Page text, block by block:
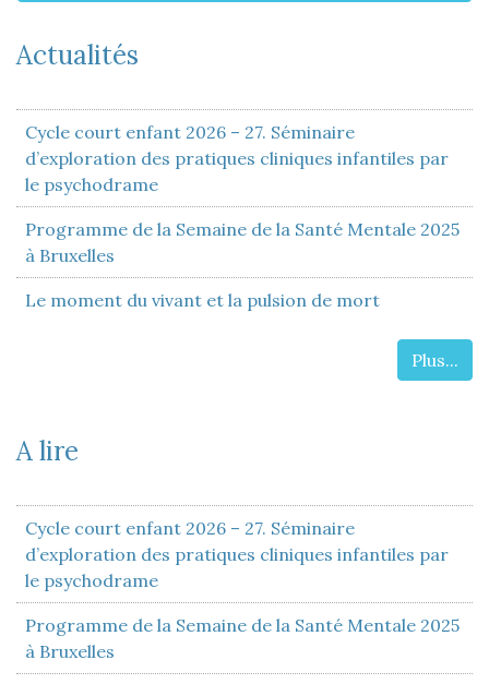
Actualités
Cycle court enfant 2026 – 27. Séminaire
d’exploration des pratiques cliniques infantiles par
le psychodrame
Programme de la Semaine de la Santé Mentale 2025
à Bruxelles
Le moment du vivant et la pulsion de mort
Plus...
A lire
Cycle court enfant 2026 – 27. Séminaire
d’exploration des pratiques cliniques infantiles par
le psychodrame
Programme de la Semaine de la Santé Mentale 2025
à Bruxelles